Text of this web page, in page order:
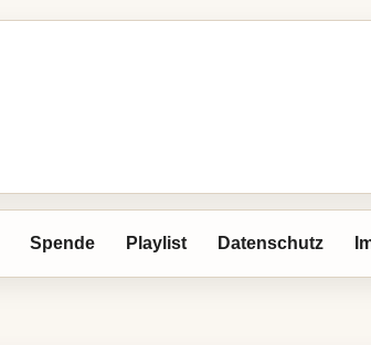
Spende Playlist Datenschutz